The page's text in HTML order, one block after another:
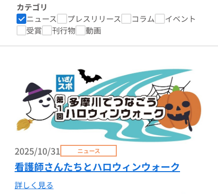
カテゴリ
ニュース
プレスリリース コラム
イベント
受賞
刊行物 動画
2025/10/31 ニュース
看護師さんたちとハロウィンウォーク
詳しく見る